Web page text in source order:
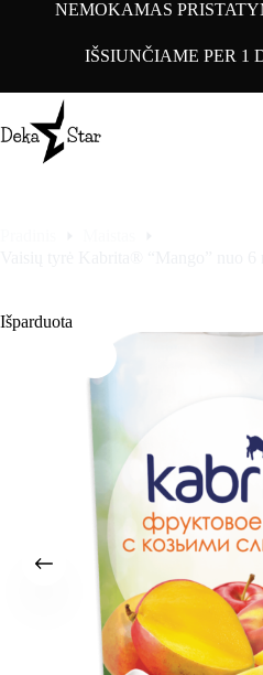
NEMOKAMAS
IŠSIUNČIAME PER 1
Išparduota